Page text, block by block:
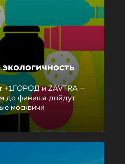
+1ГОРОД и ZAVTRA —
до финиша дойдут
москвичи